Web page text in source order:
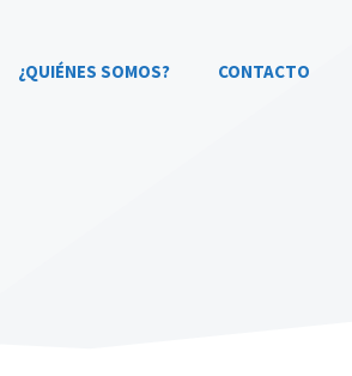
¿QUIÉNES SOMOS? CONTACTO